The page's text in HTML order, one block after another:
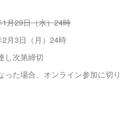
月29日（水）24時
月3日（月）24時
し次第締切
った場合、オンライン参加に切り